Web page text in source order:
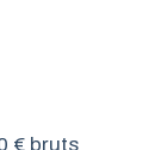
€ bruts